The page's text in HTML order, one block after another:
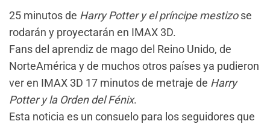
25 minutos de Harry Potter y el príncipe mestizose
rodarán y proyectarán en IMAX 3D.
Fans del aprendiz de mago del Reino Unido, de
NorteAmérica y de muchos otros países ya pudieron
ver en IMAX 3D 17 minutos de metraje de Harry
Potter y la Orden del Fénix.
Esta noticia es un consuelo para los seguidores que